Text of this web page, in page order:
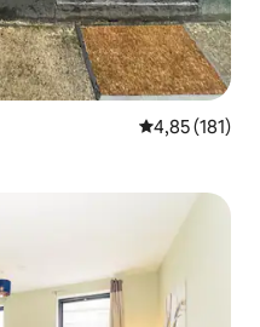
4,85 av 5 i
4,85 (181)